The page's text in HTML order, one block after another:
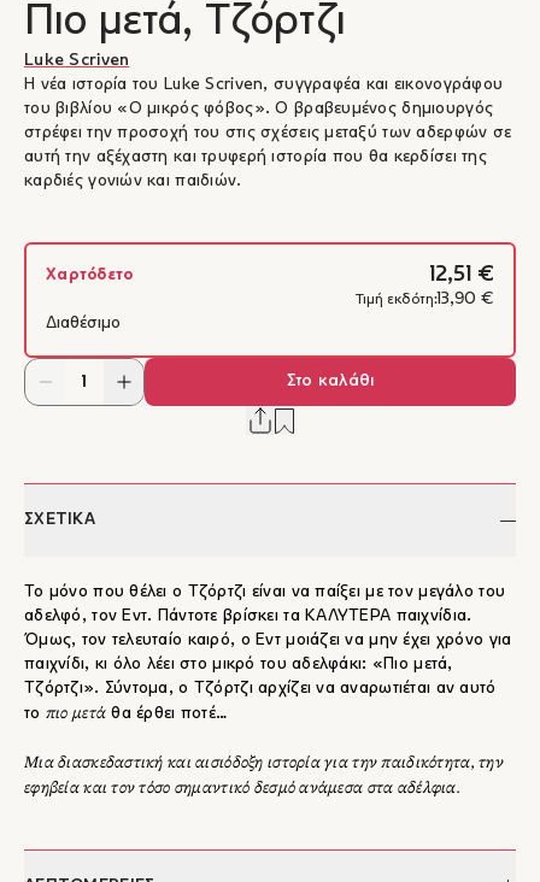
Πιο μετά, Τζόρτζι
Luke Scriven
Η νέα ιστορία του Luke Scriven, συγγραφέα και εικονογράφου
του βιβλίου «Ο μικρός φόβος». Ο βραβευμένος δημιουργός
στρέφει την προσοχή του στις σχέσεις μεταξύ των αδερφών σε
αυτή την αξέχαστη και τρυφερή ιστορία που θα κερδίσει της
καρδιές γονιών και παιδιών.
Χαρτόδετο 12,51 €
Τιμή εκδότη: 13,90 €
Διαθέσιμο
Στο καλάθι
ΣΧΕΤΙΚΑ
Το μόνο που θέλει ο Τζόρτζι είναι να παίξει με τον μεγάλο του
αδελφό, τον Εντ. Πάντοτε βρίσκει τα ΚΑΛΥΤΕΡΑ παιχνίδια.
Όμως, τον τελευταίο καιρό, ο Εντ μοιάζει να μην έχει χρόνο για
παιχνίδι, κι όλο λέει στο μικρό του αδελφάκι: «Πιο μετά,
Τζόρτζι». Σύντομα, ο Τζόρτζι αρχίζει να αναρωτιέται αν αυτό
το πιο μετά θα έρθει ποτέ…
Μια διασκεδαστική και αισιόδοξη ιστορία για την παιδικότητα, την
εφηβεία και τον τόσο σημαντικό δεσμό ανάμεσα στα αδέλφια.